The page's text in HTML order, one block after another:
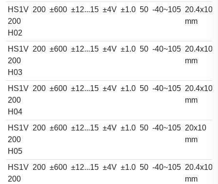
HS1V
200
H02
200 ±600 ±12...15 ±4V ±1.0 50 -40~105
mm
HS1V
200
H03
200 ±600 ±12...15 ±4V ±1.0 50 -40~105
mm
HS1V
200
H04
200 ±600 ±12...15 ±4V ±1.0 50 -40~105
mm
HS1V
200
H05
200 ±600 ±12...15 ±4V ±1.0 50 -40~105 20x10
mm
HS1V
200
200 ±600 ±12...15 ±4V ±1.0 50 -40~105
mm